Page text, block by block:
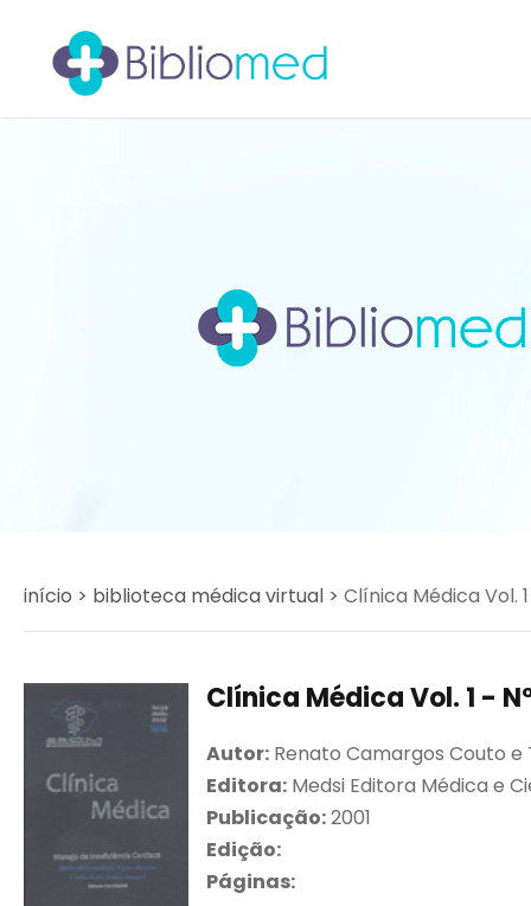
início > biblioteca médica virtual > Clínica Médica Vol.
Clínica Médica Vol. 1 -
Autor: Renato Camargos Couto e
Editora: Medsi Editora Médica e
Publicação:2001
Edição:
Páginas: